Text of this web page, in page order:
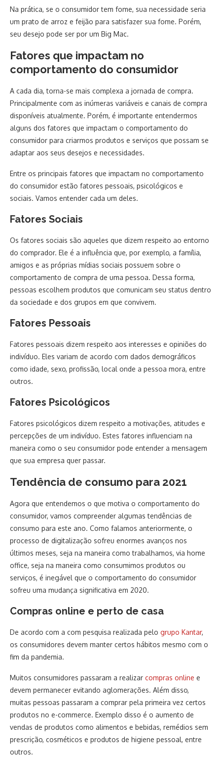
Na prática, se o consumidor tem fome, sua necessidade seria
um prato de arroz e feijão para satisfazer sua fome. Porém,
seu desejo pode ser por um Big Mac.
Fatores que impactam no
comportamento do consumidor
A cada dia, torna-se mais complexa a jornada de compra.
Principalmente com as inúmeras variáveis e canais de compra
disponíveis atualmente. Porém, é importante entendermos
alguns dos fatores que impactam o comportamento do
consumidor para criarmos produtos e serviços que possam se
adaptar aos seus desejos e necessidades.
Entre os principais fatores que impactam no comportamento
do consumidor estão fatores pessoais, psicológicos e
sociais. Vamos entender cada um deles.
Fatores Sociais
Os fatores sociais são aqueles que dizem respeito ao entorno
do comprador. Ele é a influência que, por exemplo, a família,
amigos e as próprias mídias sociais possuem sobre o
comportamento de compra de uma pessoa. Dessa forma,
pessoas escolhem produtos que comunicam seu status dentro
da sociedade e dos grupos em que convivem.
Fatores Pessoais
Fatores pessoais dizem respeito aos interesses e opiniões do
indivíduo. Eles variam de acordo com dados demográficos
como idade, sexo, profissão, local onde a pessoa mora, entre
outros.
Fatores Psicológicos
Fatores psicológicos dizem respeito a motivações, atitudes e
percepções de um indivíduo. Estes fatores influenciam na
maneira como o seu consumidor pode entender a mensagem
que sua empresa quer passar.
Tendência de consumo para 2021
Agora que entendemos o que motiva o comportamento do
consumidor, vamos compreender algumas tendências de
consumo para este ano. Como falamos anteriormente, o
processo de digitalização sofreu enormes avanços nos
últimos meses, seja na maneira como trabalhamos, via home
office, seja na maneira como consumimos produtos ou
serviços, é inegável que o comportamento do consumidor
sofreu uma mudança significativa em 2020.
Compras online e perto de casa
De acordo com a com pesquisa realizada pelo grupo Kantar,
os consumidores devem manter certos hábitos mesmo com o
fim da pandemia.
Muitos consumidores passaram a realizar compras online e
devem permanecer evitando aglomerações. Além disso,
muitas pessoas passaram a comprar pela primeira vez certos
produtos no e-commerce. Exemplo disso é o aumento de
vendas de produtos como alimentos e bebidas, remédios sem
prescrição, cosméticos e produtos de higiene pessoal, entre
outros.